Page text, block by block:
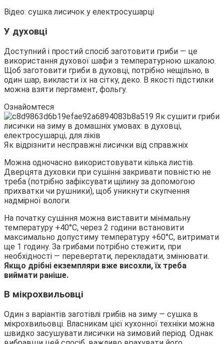
Відео: сушка лисичок у електросушарці
У духовці
Доступний і простий спосіб заготовити гриби — це
використання духової шафи з температурною шкалою.
Щоб заготовити гриби в духовці, потрібно нещільно, в
один шар, викласти їх на сітку, деко. В якості підстилки
можна взяти пергамент, фольгу.
Ознайомтеся
Як відрізнити несправжні лисички від справжніх
Можна одночасно використовувати кілька листів.
Дверцята духовки при сушінні закривати повністю не
треба (потрібно зафіксувати щілину за допомогою
прихватки чи рушники), щоб уникнути скупчення
надмірної вологи.
На початку сушіння можна виставити мінімальну
температуру +40°С, через 2 години встановити
максимально допустиму температуру +60°С, витримати
ще 1 годину. За грибами потрібно стежити, при
необхідності — перевертати, перекладати, змінювати.
Якщо дрібні екземпляри вже висохли, їх треба
виймати раніше.
В мікрохвильовці
Один з варіантів заготівлі грибів на зиму — сушка в
мікрохвильовці. Власникам цієї кухонної техніки можна
швидко засушувати лисички на зимовий період. Однак